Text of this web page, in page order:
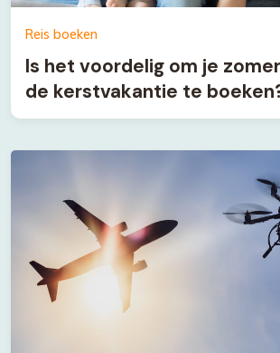
Reis boeken
Is het voordelig om je
de kerstvakantie te